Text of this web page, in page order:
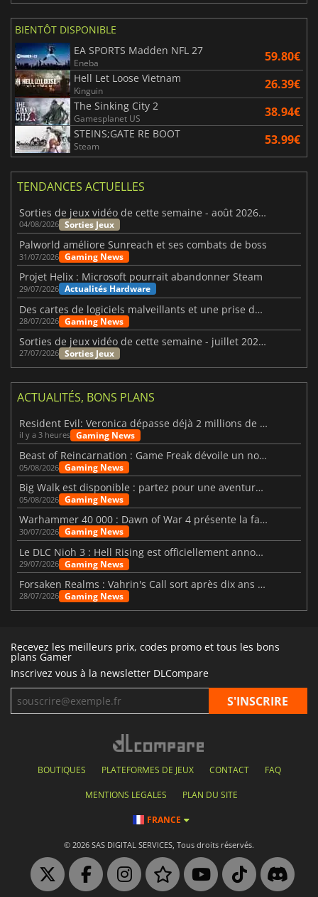
BIENTÔT DISPONIBLE
EA SPORTS Madden NFL 27
Eneba 59.80€
Hell Let Loose Vietnam
Kinguin 26.39€
The Sinking City 2
Gamesplanet US 38.94€
STEINS;GATE RE BOOT
Steam 53.99€
TENDANCES ACTUELLES
Sorties de jeux vidéo de cette semaine - août 2026 (semaine 32)
04/08/2026 Sorties Jeux
Palworld améliore Sunreach et ses combats de boss
31/07/2026 Gaming News
Projet Helix : Microsoft pourrait abandonner Steam
29/07/2026 Actualités Hardware
Des cartes de logiciels malveillants et une prise de contrôle de Discord ont touché Meccha Chameleon
28/07/2026 Gaming News
Sorties de jeux vidéo de cette semaine - juillet 2026 (semaine 31)
27/07/2026 Sorties Jeux
ACTUALITÉS, BONS PLANS
Resident Evil: Veronica dépasse déjà 2 millions de wishlists
il y a 3 heures Gaming News
Beast of Reincarnation : Game Freak dévoile un nouveau pari
05/08/2026 Gaming News
Big Walk est disponible : partez pour une aventure entre amis
05/08/2026 Gaming News
Warhammer 40 000 : Dawn of War 4 présente la faction des Nécrons
30/07/2026 Gaming News
Le DLC Nioh 3 : Hell Rising est officiellement annoncé
29/07/2026 Gaming News
Forsaken Realms : Vahrin's Call sort après dix ans de développement
28/07/2026 Gaming News
Recevez les meilleurs prix, codes promo et tous les bons
plans Gamer
Inscrivez vous à la newsletter DLCompare
BOUTIQUES PLATEFORMES DE JEUX CONTACT FAQ
MENTIONS LEGALES PLAN DU SITE
FRANCE
© 2026 SAS DIGITAL SERVICES, Tous droits réservés.